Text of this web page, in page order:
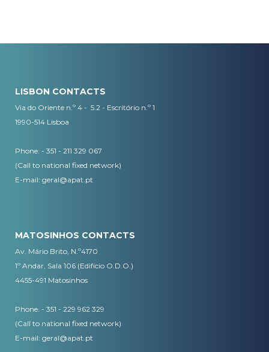
LISBON CONTACTS
Via do Oriente n.º 4 - 5.2 - Escritório n.º 1
1990-514 Lisboa
Phone. - 351 - 211 329 067
(Call to national fixed network)
​E-mail: geral@apat.pt
MATOSINHOS CONTACTS
Av. Mário Brito, N.º4170
1º Andar, Sala 106 (Edifício O.D.O.)
4455-491 Matosinhos
Phone. - 351 - 229 962 329
(Call to national fixed network)
E-mail: geral@apat.pt